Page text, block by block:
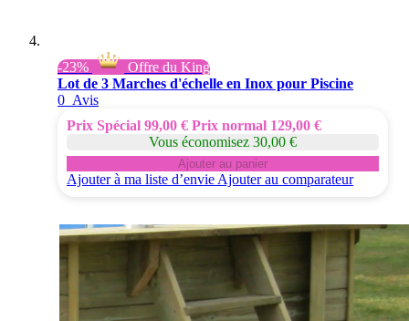
-23%
Offre du King
Lot de 3 Marches d'échelle en Inox pour Piscine
0 Avis
Prix Spécial 99,00 € Prix normal 129,00 €
Vous économisez 30,00 €
Ajouter au panier
Ajouter à ma liste d’envie Ajouter au comparateur